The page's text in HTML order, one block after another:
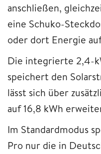
anschließen,
eine Schuko-
oder dort Energie
Die integrierte 2,4-
speichert den
lässt sich über
auf 16,8 kWh
Im Standardmodus
Pro nur die in